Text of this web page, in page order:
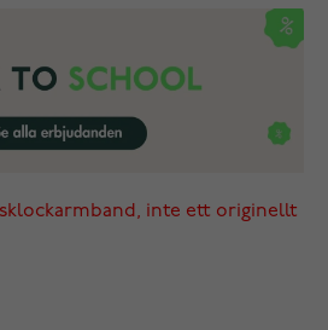
inte ett originellt